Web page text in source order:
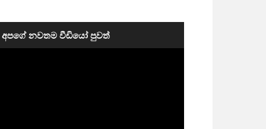
අපගේ නවතම වීඩියෝ පුවත්